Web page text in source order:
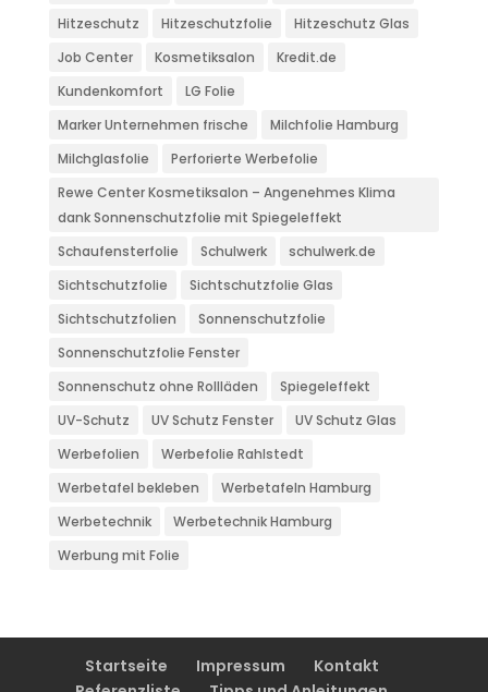
Hitzeschutz
Hitzeschutzfolie
Hitzeschutz Glas
Job Center
Kosmetiksalon
Kredit.de
Kundenkomfort
LG Folie
Marker Unternehmen frische
Milchfolie Hamburg
Milchglasfolie
Perforierte Werbefolie
Rewe Center Kosmetiksalon – Angenehmes Klima
dank Sonnenschutzfolie mit Spiegeleffekt
Schaufensterfolie
Schulwerk
schulwerk.de
Sichtschutzfolie
Sichtschutzfolie Glas
Sichtschutzfolien
Sonnenschutzfolie
Sonnenschutzfolie Fenster
Sonnenschutz ohne Rollläden
Spiegeleffekt
UV-Schutz
UV Schutz Fenster
UV Schutz Glas
Werbefolien
Werbefolie Rahlstedt
Werbetafel bekleben
Werbetafeln Hamburg
Werbetechnik
Werbetechnik Hamburg
Werbung mit Folie
Startseite Impressum
Kontakt